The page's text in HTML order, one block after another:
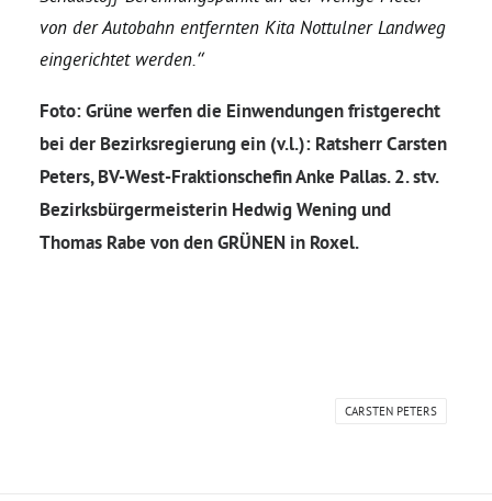
Grüne Jugend
CampusGrün
Aktuelles
von der Autobahn entfernten Kita Nottulner Landweg
eingerichtet werden.“
Foto: Grüne werfen die Einwendungen fristgerecht
bei der Bezirksregierung ein (v.l.): Ratsherr Carsten
Peters, BV-West-Fraktionschefin Anke Pallas. 2. stv.
Bezirksbürgermeisterin Hedwig Wening und
Thomas Rabe von den GRÜNEN in Roxel.
CARSTEN PETERS